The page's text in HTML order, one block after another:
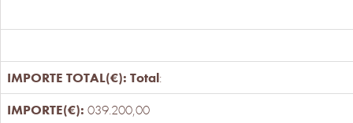
Total:
039.200,00